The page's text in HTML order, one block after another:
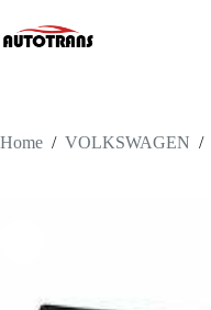
Home / VOLKSWAGEN /